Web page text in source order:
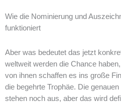
Wie die Nominierung und
funktioniert
Aber was bedeutet das jetzt
weltweit werden die Chance
von ihnen schaffen es ins große
die begehrte Trophäe. Die
stehen noch aus, aber das wird